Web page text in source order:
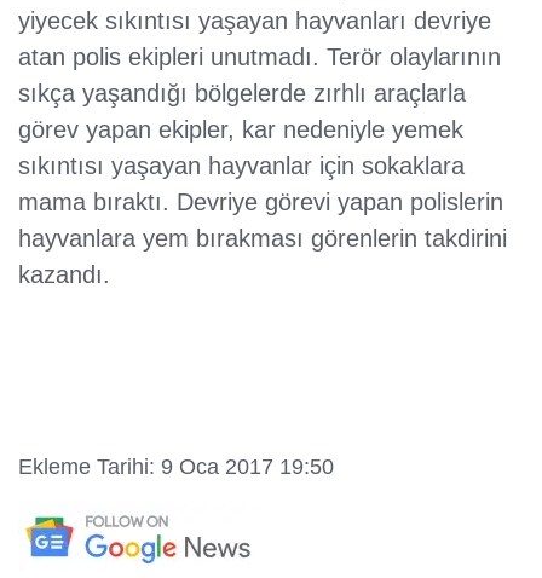
yiyecek sıkıntısı yaşayan hayvanları devriye
atan polis ekipleri unutmadı. Terör olaylarının
sıkça yaşandığı bölgelerde zırhlı araçlarla
görev yapan ekipler, kar nedeniyle yemek
sıkıntısı yaşayan hayvanlar için sokaklara
mama bıraktı. Devriye görevi yapan polislerin
hayvanlara yem bırakması görenlerin takdirini
kazandı.
Ekleme Tarihi: 9 Oca 2017 19:50